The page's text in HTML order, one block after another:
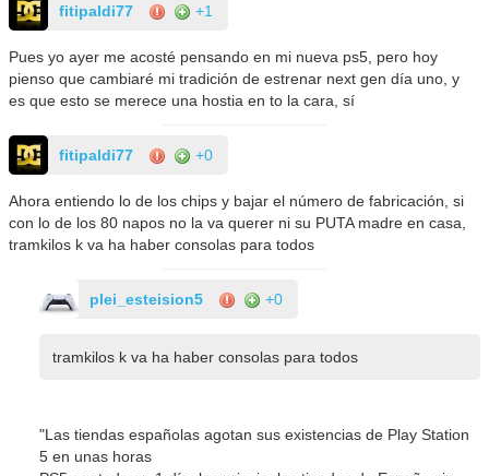
fitipaldi77 +1
Pues yo ayer me acosté pensando en mi nueva ps5, pero hoy
pienso que cambiaré mi tradición de estrenar next gen día uno, y
es que esto se merece una hostia en to la cara, sí
fitipaldi77 +0
Ahora entiendo lo de los chips y bajar el número de fabricación, si
con lo de los 80 napos no la va querer ni su PUTA madre en casa,
tramkilos k va ha haber consolas para todos
plei_esteision5 +0
tramkilos k va ha haber consolas para todos
"Las tiendas españolas agotan sus existencias de Play Station
5 en unas horas